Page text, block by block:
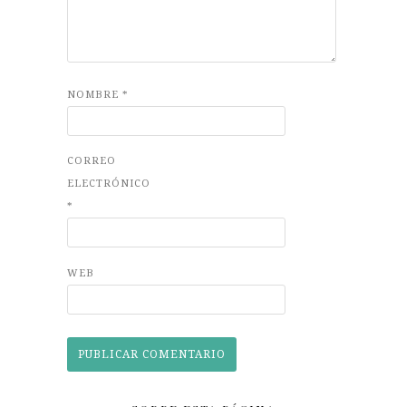
NOMBRE *
CORREO
ELECTRÓNICO
*
WEB